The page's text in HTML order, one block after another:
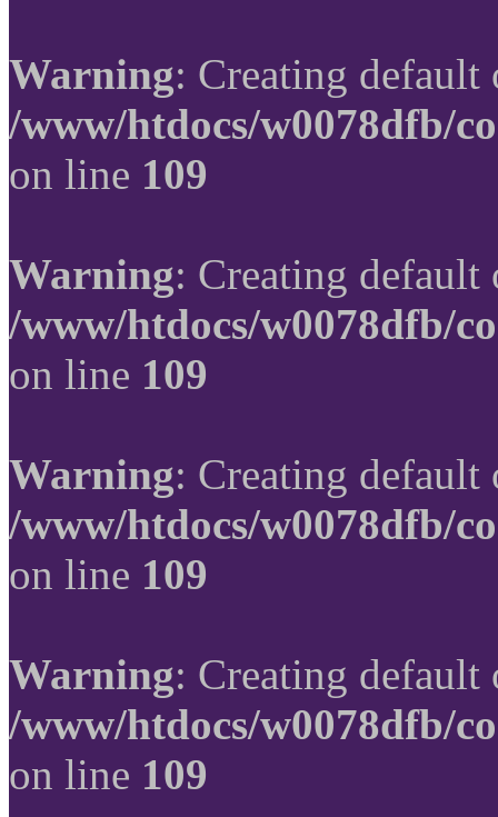
Warning: Creating
/www/htdocs/w0078dfb/
on line 109
Warning: Creating
/www/htdocs/w0078dfb/
on line 109
Warning: Creating
/www/htdocs/w0078dfb/
on line 109
Warning: Creating
/www/htdocs/w0078dfb/
on line 109